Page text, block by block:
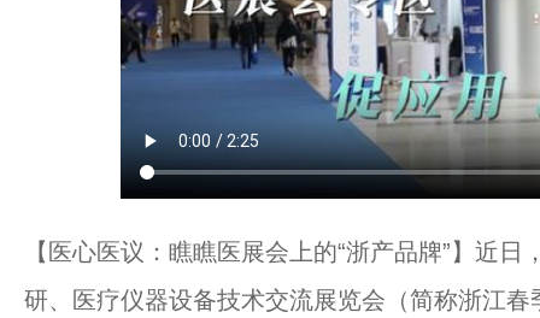
【医心医议：瞧瞧医展会上的“浙产品牌”】近
研、医疗仪器设备技术交流展览会（简称浙江